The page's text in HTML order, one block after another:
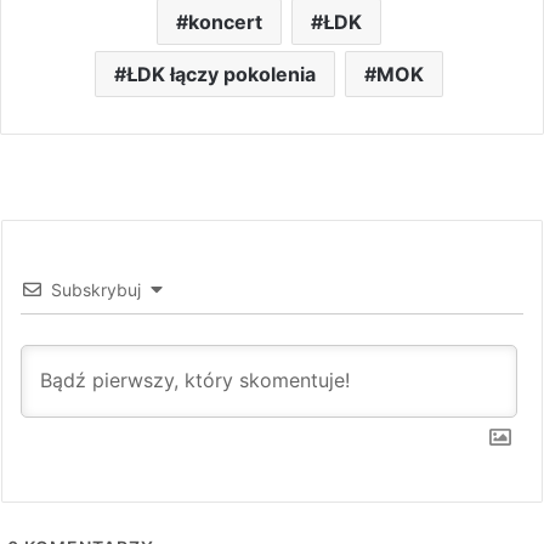
koncert ŁDK
ŁDK łączy pokolenia MOK
Subskrybuj